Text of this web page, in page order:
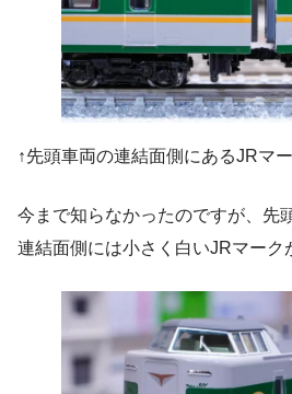
↑先頭車両の連結面側にあるJRマ
今まで知らなかったのですが、先
連結面側には小さく白いJRマーク